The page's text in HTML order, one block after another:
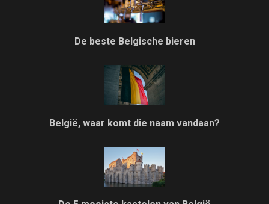
De beste Belgische bieren
België, waar komt die naam vandaan?